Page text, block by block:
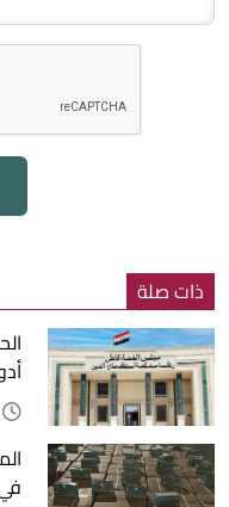
ذات صلة